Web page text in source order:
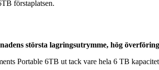
förstaplatsen.
största lagringsutrymme, hög
Portable 6TB ut tack vare hela 6 TB